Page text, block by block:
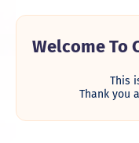
Welcome To
This
Thank you